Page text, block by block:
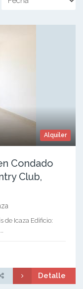
Alquiler
Condado
Club,
de Icaza Edificio:
Detalle